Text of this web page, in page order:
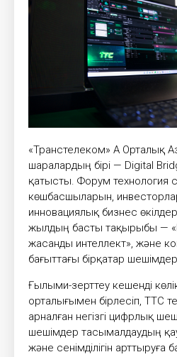
«Транстелеком» АҚ Орталық
шаралардың бірі — Digital
қатысты. Форум технология
көшбасшыларын,
инновациялық бизнес
жылдың басты тақырыбы —
жасанды интеллект», және
бағыттағы бірқатар
Ғылыми-зерттеу кешенді
орталығымен бірлесіп, ТТС
арналған негізгі цифрлық
шешімдер тасымалдаудың
және сенімділігін арттыруға